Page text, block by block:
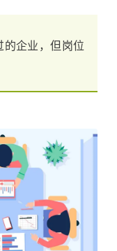
企业，但岗位